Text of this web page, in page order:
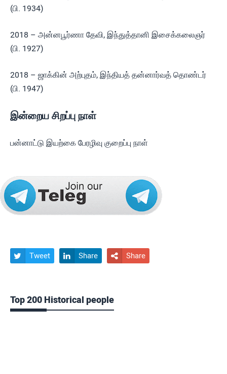
(பி. 1934)
2018 – அன்னபூர்ணா தேவி, இந்துத்தானி இசைக்கலைஞர்
(பி. 1927)
2018 – ஜாக்கின் அற்புதம், இந்தியத் தன்னார்வத் தொண்டர்
(பி. 1947)
இன்றைய சிறப்பு நாள்
பன்னாட்டு இயற்கை பேரழிவு குறைப்பு நாள்
 Tweet  Share  Share
Top 200 Historical people